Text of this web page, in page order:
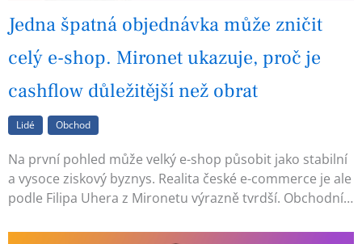
Jedna špatná objednávka může zničit
celý e-shop. Mironet ukazuje, proč je
cashflow důležitější než obrat
Lidé Obchod
Na první pohled může velký e-shop působit jako stabilní
a vysoce ziskový byznys. Realita české e-commerce je ale
podle Filipa Uhera z Mironetu výrazně tvrdší. Obchodní…